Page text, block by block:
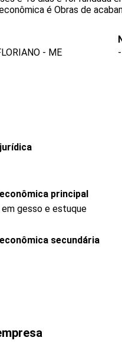
é Obras de
- ME
-
principal
gesso e estuque
secundária